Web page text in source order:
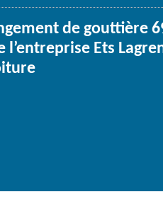
de gouttière
l’entreprise Ets